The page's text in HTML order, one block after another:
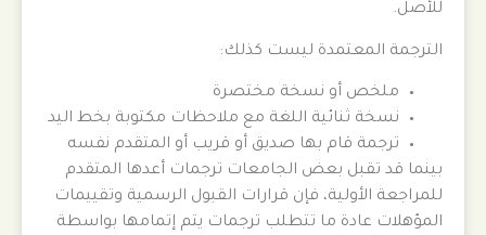
للأصل.
الترجمة المعتمدة ليست كذلك:
ملخص أو نسخة مختصرة
نسخة ثنائية اللغة مع ملاحظات مكتوبة بخط اليد
ترجمة قام بها صديق أو قريب أو المتقدم نفسه
بينما قد تقبل بعض الجامعات ترجمات أعدها المتقدم
للمراجعة الأولية، فإن قرارات القبول الرسمية وتقييمات
المؤهلات عادة ما تتطلب ترجمات يتم إتمامها بواسطة